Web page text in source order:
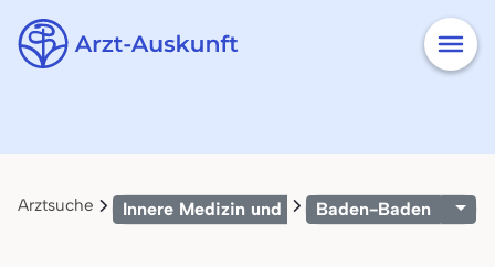
Arztsuche Innere Medizin und Endokrinologie und
Baden-Baden